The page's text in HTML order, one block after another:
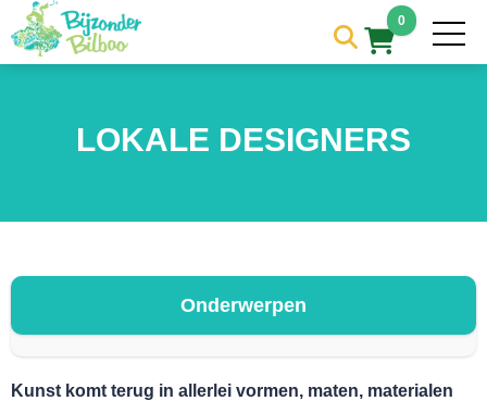
0
LOKALE DESIGNERS
Onderwerpen
Kunst komt terug in allerlei vormen, maten, materialen